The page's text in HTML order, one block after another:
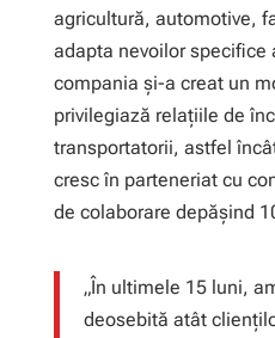
agricultură, automotive,
adapta nevoilor specifice
compania și-a creat un
privilegiază relațiile de
transportatorii, astfel
cresc în parteneriat cu
de colaborare depășind
„În ultimele 15 luni,
deosebită atât